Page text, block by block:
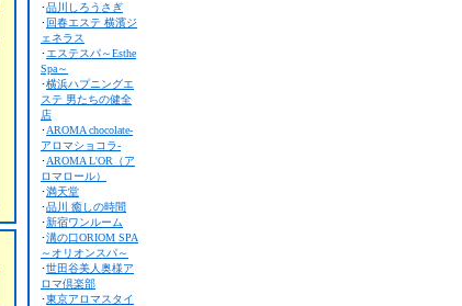
･品川しろうさぎ
･ 回春エステ 横濱ジ
ェネラス
･エステスパ～Esthe
Spa～
･横浜ハプニングエ
ステ 男たちの健全
店
･AROMA chocolate-
アロマショコラ-
･AROMA L'OR（ア
ロマロール）
･満天堂
･品川 癒しの時間
･新宿ワンルーム
･溝の口ORIOM SPA
～オリオンスパ～
･世田谷美人奥様ア
ロマ倶楽部
･東京アロマスタイ